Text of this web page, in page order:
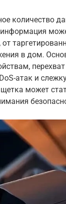
количество
в дом.
атак и
может